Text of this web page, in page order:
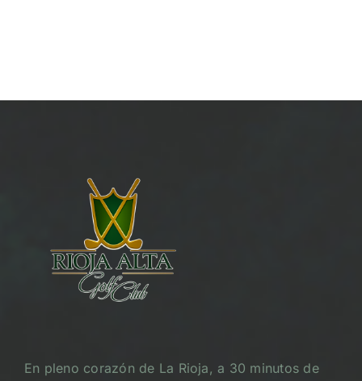
En pleno corazón de La Rioja, a 30 minutos de